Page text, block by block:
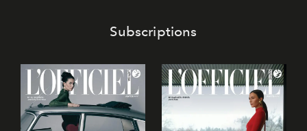
Subscriptions